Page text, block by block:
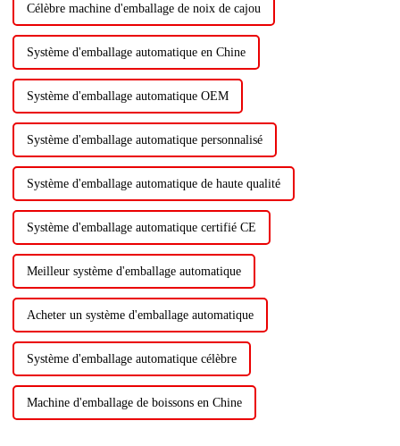
Célèbre machine d'emballage de noix de cajou
Système d'emballage automatique en Chine
Système d'emballage automatique OEM
Système d'emballage automatique personnalisé
Système d'emballage automatique de haute qualité
Système d'emballage automatique certifié CE
Meilleur système d'emballage automatique
Acheter un système d'emballage automatique
Système d'emballage automatique célèbre
Machine d'emballage de boissons en Chine